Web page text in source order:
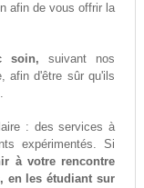
afin de vous offrir la
soin, suivant nos
afin d'être sûr qu'ils
: des services à
expérimentés. Si
à votre rencontre
en les étudiant sur